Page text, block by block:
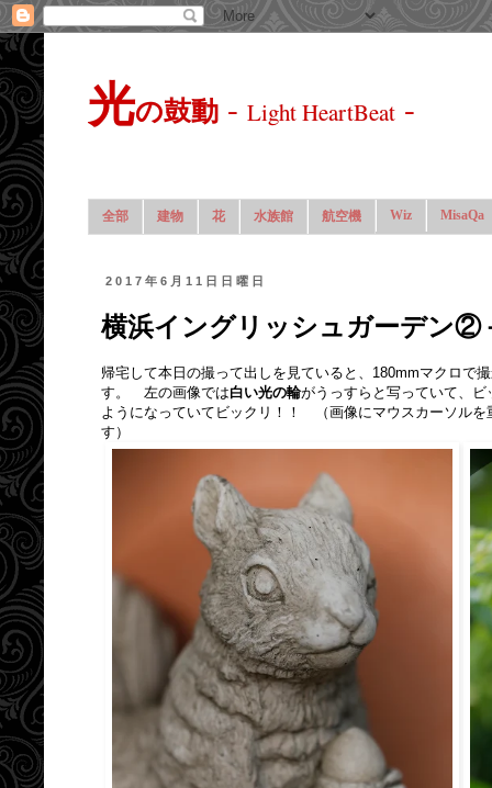
光の鼓動 - Light HeartBeat -
全部 建物 花 水族館 航空機 Wiz MisaQa
2017年6月11日日曜日
横浜イングリッシュガーデン②
帰宅して本日の撮って出しを見ていると、180mmマクロで
す。 左の画像では白い光の輪がうっすらと写っていて、
ようになっていてビックリ！！ （画像にマウスカーソル
す）